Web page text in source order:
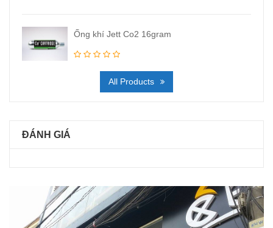
Ống khí Jett Co2 16gram
All Products
ĐÁNH GIÁ